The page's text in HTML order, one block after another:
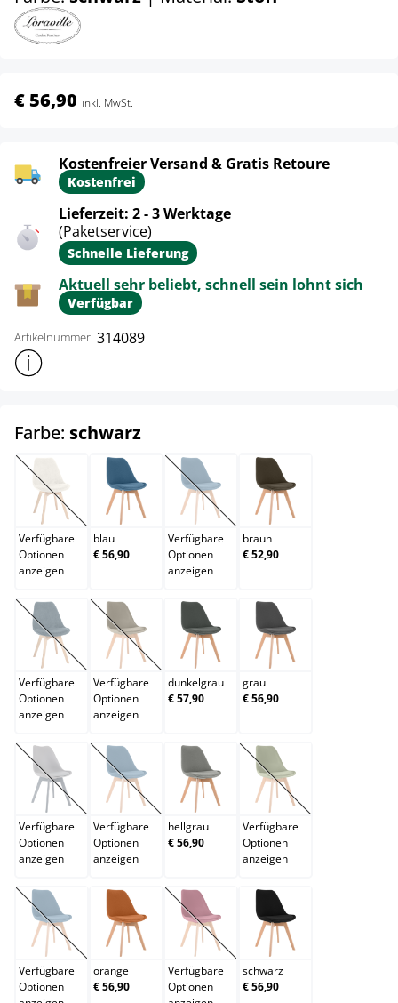
€ 56,90 inkl. MwSt.
Kostenfreier Versand & Gratis Retoure
Kostenfrei
Lieferzeit: 2 - 3 Werktage
(Paketservice)
Schnelle Lieferung
Aktuell sehr beliebt, schnell sein lohnt sich
Verfügbar
Artikelnummer: 314089
Weitere Produktinformationen anzeigen
Farbe: schwarzauswählen
beige
(Diese Option ist zurzeit nicht verfügbar.)
Verfügbare
Optionen
anzeigen
blau
blau
€ 56,90
bordeauxrot
(Diese Option ist zurzeit nicht
Verfügbare
Optionen
anzeigen
braun
braun
€ 52,90
dunkelblau
(Diese Option ist zurzeit nicht verfügbar.)
Verfügbare
Optionen
anzeigen
dunkelbraun
(Diese Option ist zurzeit nicht verfügbar.)
Verfügbare
Optionen
anzeigen
dunkelgrau
dunkelgrau
€ 57,90
grau
grau
€ 56,90
grau/grau
(Diese Option ist zurzeit nicht verfügbar.)
Verfügbare
Optionen
anzeigen
grün
(Diese Option ist zurzeit nicht verfügbar.)
Verfügbare
Optionen
anzeigen
hellgrau
hellgrau
€ 56,90
hellgrün
(Diese Option ist
Verfügbare
Optionen
anzeigen
lila
(Diese Option ist zurzeit nicht verfügbar.)
Verfügbare
Optionen
orange
orange
€ 56,90
rot
(Diese Option ist zurzeit nicht
Verfügbare
Optionen
schwarz
schwarz
€ 56,90